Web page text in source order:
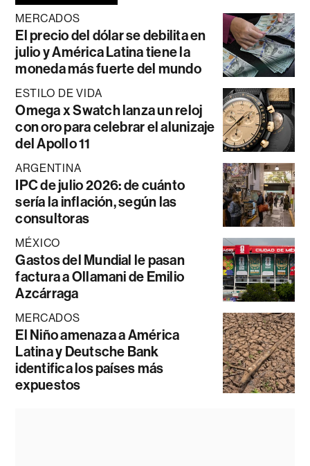
MERCADOS
El precio del dólar se debilita en
julio y América Latina tiene la
moneda más fuerte del mundo
ESTILO DE VIDA
Omega x Swatch lanza un reloj
con oro para celebrar el alunizaje
del Apollo 11
ARGENTINA
IPC de julio 2026: de cuánto
sería la inflación, según las
consultoras
MÉXICO
Gastos del Mundial le pasan
factura a Ollamani de Emilio
Azcárraga
MERCADOS
El Niño amenaza a América
Latina y Deutsche Bank
identifica los países más
expuestos